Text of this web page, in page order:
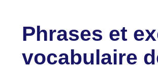
Phrases et
vocabulaire